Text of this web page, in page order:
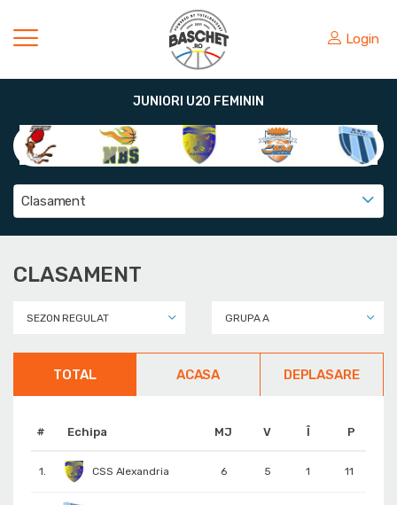
Login
JUNIORI U20 FEMININ
Clasament
CLASAMENT
SEZON REGULAT GRUPA A
TOTAL ACASA DEPLASARE
# Echipa MJ V Î P
1. CSS Alexandria 6 5 1 11